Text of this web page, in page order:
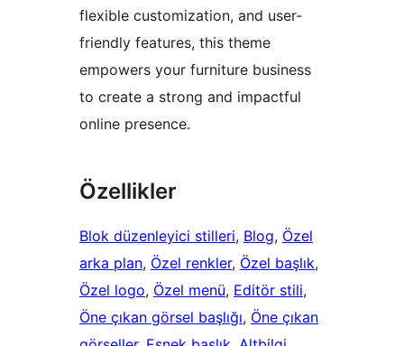
flexible customization, and user-
friendly features, this theme
empowers your furniture business
to create a strong and impactful
online presence.
Özellikler
Blok düzenleyici stilleri, Blog, Özel
arka plan, Özel renkler, Özel başlık
Özel logo, Özel menü, Editör stili
Öne çıkan görsel başlığı, Öne çıkan